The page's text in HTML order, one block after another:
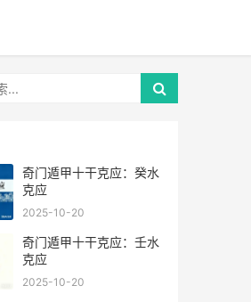
奇门遁甲十干克应：癸水
克应
2025-10-20
奇门遁甲十干克应：壬水
克应
2025-10-20